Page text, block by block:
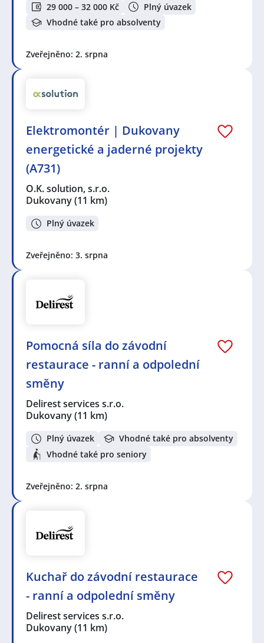
29 000 – 32 000 Kč
Plný úvazek
Vhodné také pro absolventy
Zveřejněno: 2. srpna
Elektromontér | Dukovany
energetické a jaderné projekty
(A731)
O.K. solution, s.r.o.
Dukovany(11 km)
Plný úvazek
Zveřejněno: 3. srpna
Pomocná síla do závodní
restaurace - ranní a odpolední
směny
Delirest services s.r.o.
Dukovany(11 km)
Plný úvazek
Vhodné také pro absolventy
Vhodné také pro seniory
Zveřejněno: 2. srpna
Kuchař do závodní restaurace
- ranní a odpolední směny
Delirest services s.r.o.
Dukovany(11 km)